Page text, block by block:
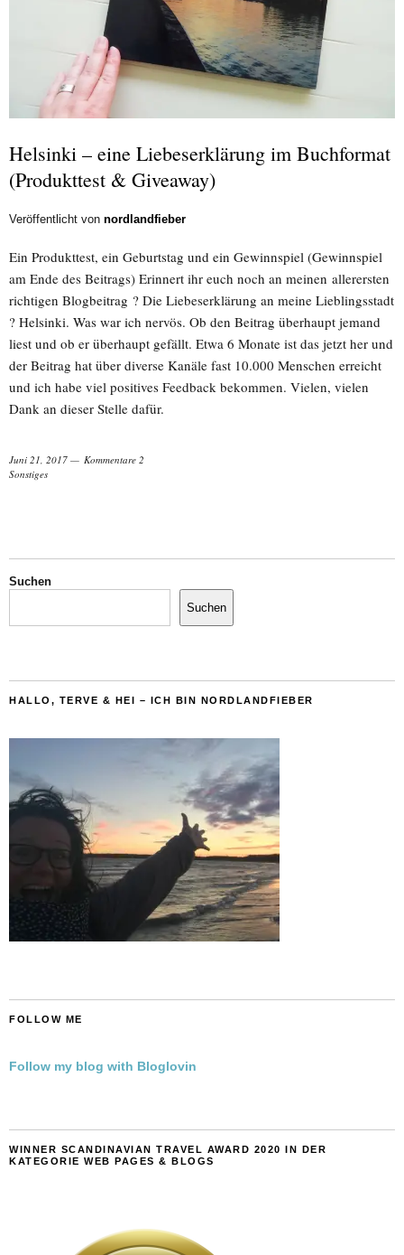
Helsinki – eine Liebeserklärung im Buchformat
(Produkttest & Giveaway)
Veröffentlicht von nordlandfieber
Ein Produkttest, ein Geburtstag und ein Gewinnspiel (Gewinnspiel
am Ende des Beitrags) Erinnert ihr euch noch an meinen allerersten
richtigen Blogbeitrag ? Die Liebeserklärung an meine Lieblingsstadt
? Helsinki. Was war ich nervös. Ob den Beitrag überhaupt jemand
liest und ob er überhaupt gefällt. Etwa 6 Monate ist das jetzt her und
der Beitrag hat über diverse Kanäle fast 10.000 Menschen erreicht
und ich habe viel positives Feedback bekommen. Vielen, vielen
Dank an dieser Stelle dafür.
Juni 21, 2017
Kommentare 2
Sonstiges
Suchen
Suchen
HALLO, TERVE & HEI – ICH BIN NORDLANDFIEBER
FOLLOW ME
Follow my blog with Bloglovin
WINNER SCANDINAVIAN TRAVEL AWARD 2020 IN DER
KATEGORIE WEB PAGES & BLOGS